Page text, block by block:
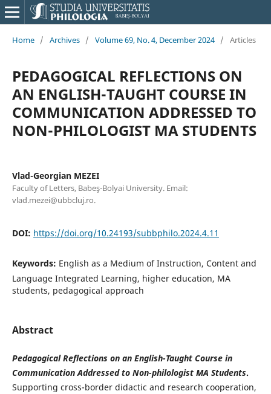
Home / Archives / Volume 69, No. 4, December 2024 / Articles
PEDAGOGICAL REFLECTIONS ON
AN ENGLISH-TAUGHT COURSE IN
COMMUNICATION ADDRESSED TO
NON-PHILOLOGIST MA STUDENTS
Vlad-Georgian MEZEI
Faculty of Letters, Babeş-Bolyai University. Email:
vlad.mezei@ubbcluj.ro.
DOI: https://doi.org/10.24193/subbphilo.2024.4.11
Keywords: English as a Medium of Instruction, Content and
Language Integrated Learning, higher education, MA
students, pedagogical approach
Abstract
Pedagogical Reflections on an English-Taught Course in
Communication Addressed to Non-philologist MA Students.
Supporting cross-border didactic and research cooperation,